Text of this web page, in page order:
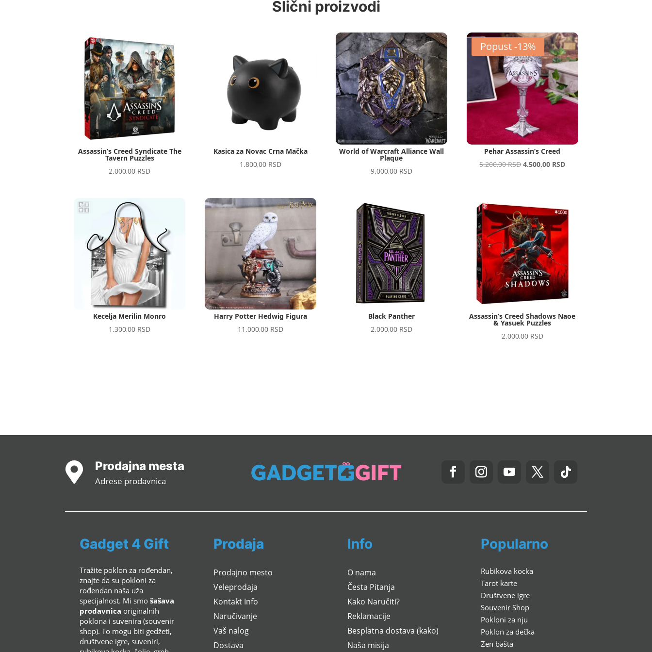
Slični proizvodi
Assassin’s Creed Syndicate The
Tavern Puzzles
2.000,00 RSD
Kasica za Novac Crna Mačka
1.800,00 RSD
World of Warcraft Alliance Wall
Plaque
9.000,00 RSD
Popust -13%
Pehar Assassin’s Creed
5.200,00RSDOriginal
4.500,00 RSDCurrent
Kecelja Merilin Monro
1.300,00 RSD
Harry Potter Hedwig Figura
11.000,00 RSD
Black Panther
2.000,00 RSD
Assassin’s Creed Shadows Naoe
& Yasuek Puzzles
2.000,00 RSD
 Prodajna mesta
Adrese prodavnica
Gadget 4 Gift
Tražite poklon za rođendan,
znajte da su pokloni za
rođendan naša uža
specijalnost. Mi smošašava
prodavnica originalnih
poklona i suvenira (souvenir
shop). To mogu biti gedžeti,
društvene igre, suveniri,
Prodaja
Prodajno mesto
Veleprodaja
Kontakt Info
Naručivanje
Vaš nalog
Dostava
Info
O nama
Česta Pitanja
Kako Naručiti?
Reklamacije
Besplatna dostava (kako)
Naša misija
Popularno
Rubikova kocka
Tarot karte
Društvene igre
Souvenir Shop
Pokloni za nju
Poklon za dečka
Zen bašta